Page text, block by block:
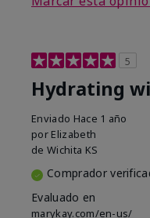
5
Hydrating
Enviado Hace 1 año
por Elizabeth
de Wichita KS
Comprador
Evaluado en
marykay.com/en-us/